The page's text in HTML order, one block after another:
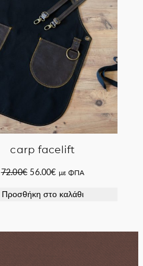
carp facelift
72.00€ Original
was:
56.00€Η
τιμή
με ΦΠΑ
Προσθήκη στο καλάθι